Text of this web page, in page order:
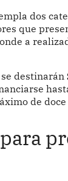
dos
que
a
destinarán
de